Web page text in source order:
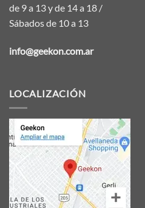
de 9 a 13 y de 14 a 18 /
Sábados de 10 a 13
info@geekon.com.ar
LOCALIZACIÓN